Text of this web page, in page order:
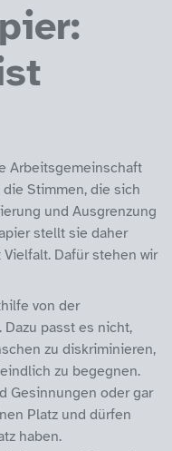
Arbeitsgemeinschaft
die Stimmen, die sich
und Ausgrenzung
stellt sie daher
Dafür stehen wir
von der
passt es nicht,
zu diskriminieren,
zu begegnen.
Gesinnungen oder gar
Platz und dürfen
haben.